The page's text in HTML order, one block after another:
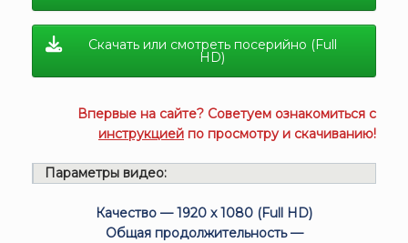
Скачать или смотреть посерийно (Full
HD)
Впервые на сайте? Советуем ознакомиться с
инструкцией по просмотру и скачиванию!
Параметры видео:
Качество — 1920 x 1080 (Full HD)
Общая продолжительность —